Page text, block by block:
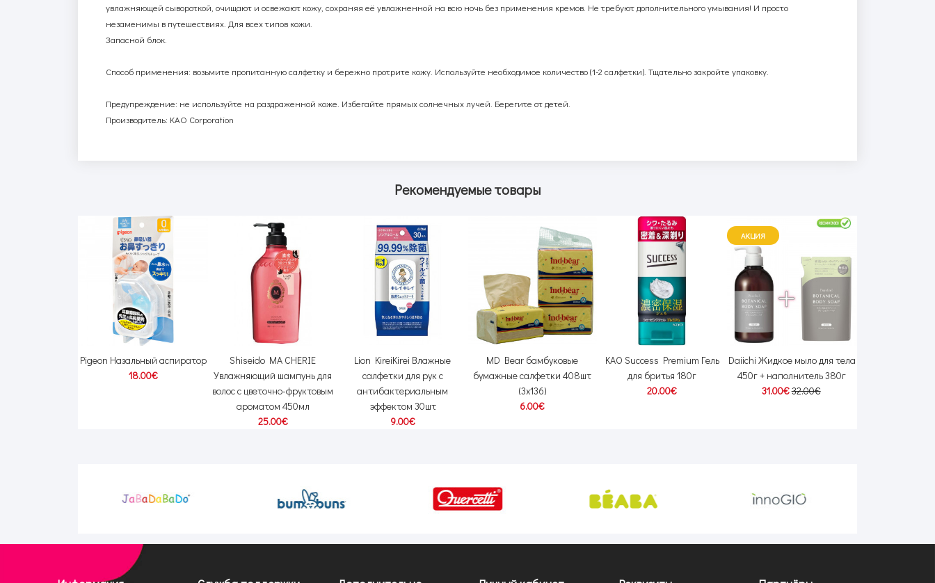
увлажняющей сывороткой, очищают и освежают кожу, сохраняя её увлажненной на всю ночь без применения кремов. Не требуют дополнительного умывания! И просто
незаменимы в путешествиях. Для всех типов кожи.
Запасной блок.
Способ применения: возьмите пропитанную салфетку и бережно протрите кожу. Используйте необходимое количество (1-2 салфетки). Тщательно закройте упаковку.
Предупреждение: не используйте на раздраженной коже. Избегайте прямых солнечных лучей. Берегите от детей.
Производитель: KAO Corporation
Рекомендуемые товары
Pigeon Назальный аспиратор
18.00€
Shiseido MA CHERIE
Увлажняющий шампунь для
волос с цветочно-фруктовым
ароматом 450мл
25.00€
Lion KireiKirei Влажные
салфетки для рук с
антибактериальным
эффектом 30шт
9.00€
MD Bear бамбуковые
бумажные салфетки 408шт
(3x136)
6.00€
KAO Success Premium Гель
для бритья 180г
20.00€
АКЦИЯ
Daiichi Жидкое мыло для тела
450г + наполнитель 380г
31.00€32.00€